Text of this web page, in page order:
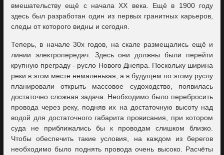
вмешательству ещё с начала ХХ века. Ещё в 1900 году
здесь был разработан один из первых гранитных карьеров,
следы от которого видны и сегодня.
Теперь, в начале 30х годов, на скале размещались ещё и
линии электропередач. Здесь они должны были перейти
крупную преграду - русло Нового Днепра. Поскольку ширина
реки в этом месте немаленькая, а в будущем по этому руслу
планировали открыть массовое судоходство, появилась
достаточно сложная задача. Необходимо было перебросить
провода через реку, подняв их на достаточную высоту над
водой для достаточного габарита провисания, при котором
суда не приближались бы к проводам слишком близко.
Чтобы обеспечить такие условия, на каждом из берегов
необходимо было поднять провода очень высоко. Расчёты